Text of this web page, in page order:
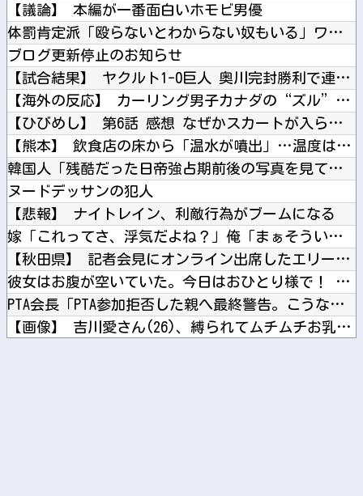
【議論】 本編が一番面白いホモビ男優
体罰肯定派「殴らないとわからない奴もいる」ワイ「いや司法や警...
ブログ更新停止のお知らせ
【試合結果】 ヤクルト1-0巨人 奥川完封勝利で連敗ストップ...
【海外の反応】 カーリング男子カナダの“ズル”の証拠写真が世...
【ひびめし】 第6話 感想 なぜかスカートが入らないが！？【...
【熊本】 飲食店の床から「温水が噴出」…温度は40℃程度、熱...
韓国人「残酷だった日帝強占期前後の写真を見てみよう」
ヌードデッサンの犯人
【悲報】 ナイトレイン、利敵行為がブームになる
嫁「これってさ、浮気だよね？」俺「まぁそういうことになります...
【秋田県】 記者会見にオンライン出席したエリート幹部職員、バ...
彼女はお腹が空いていた。今日はおひとり様で！ → 一蘭みたい...
PTA会長「PTA参加拒否した親へ最終警告。こうなってもいい...
【画像】 吉川愛さん(26)、縛られてムチムチお乳が強調され...